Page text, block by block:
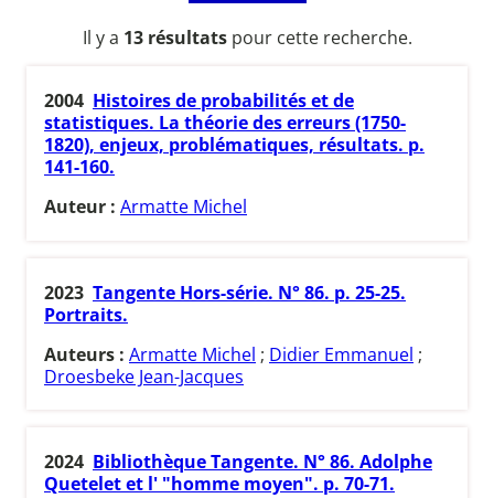
Il y a 13 résultatspour cette recherche.
2004 Histoires de probabilités et de
statistiques. La théorie des erreurs (1750-
1820), enjeux, problématiques, résultats. p.
141-160.
Auteur : Armatte Michel
2023 Tangente Hors-série. N° 86. p. 25-25.
Portraits.
Auteurs : Armatte Michel ; Didier Emmanuel ;
Droesbeke Jean-Jacques
2024 Bibliothèque Tangente. N° 86. Adolphe
Quetelet et l' "homme moyen". p. 70-71.